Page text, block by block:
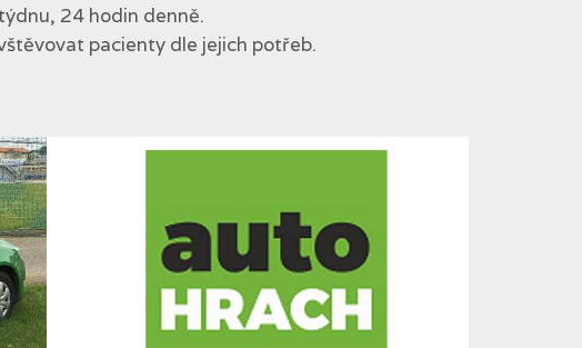
24 hodin denně.
pacienty dle jejich potřeb.